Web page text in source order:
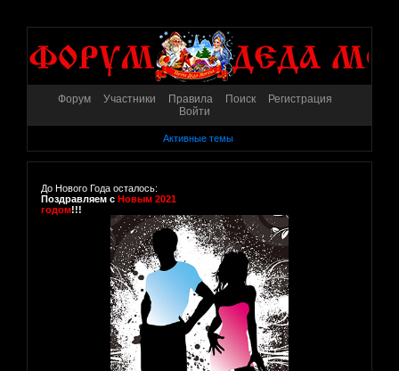
Форум Участники Правила Поиск
Регистрация
Войти
Активные темы
До Нового Года осталось:
Поздравляем с Новым 2021
годом!!!